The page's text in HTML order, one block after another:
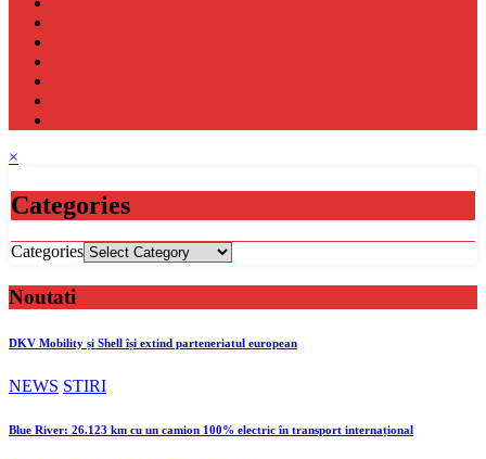
×
Categories
Categories
Noutati
DKV Mobility și Shell își extind parteneriatul european
NEWS STIRI
Blue River: 26.123 km cu un camion 100% electric în transport internațional